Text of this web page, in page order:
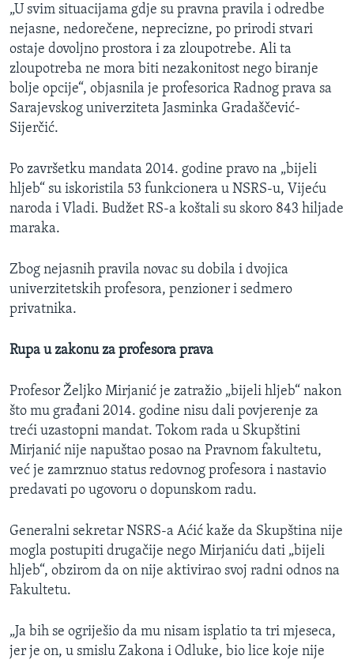
„U svim situacijama gdje su pravna pravila i odredbe
nejasne, nedorečene, neprecizne, po prirodi stvari
ostaje dovoljno prostora i za zloupotrebe. Ali ta
zloupotreba ne mora biti nezakonitost nego biranje
bolje opcije“, objasnila je profesorica Radnog prava sa
Sarajevskog univerziteta Jasminka Gradaščević-
Sijerčić.
Po završetku mandata 2014. godine pravo na „bijeli
hljeb“ su iskoristila 53 funkcionera u NSRS-u, Vijeću
naroda i Vladi. Budžet RS-a koštali su skoro 843 hiljade
maraka.
Zbog nejasnih pravila novac su dobila i dvojica
univerzitetskih profesora, penzioner i sedmero
privatnika.
Rupa u zakonu za profesora prava
Profesor Željko Mirjanić je zatražio „bijeli hljeb“ nakon
što mu građani 2014. godine nisu dali povjerenje za
treći uzastopni mandat. Tokom rada u Skupštini
Mirjanić nije napuštao posao na Pravnom fakultetu,
već je zamrznuo status redovnog profesora i nastavio
predavati po ugovoru o dopunskom radu.
Generalni sekretar NSRS-a Aćić kaže da Skupština nije
mogla postupiti drugačije nego Mirjaniću dati „bijeli
hljeb“, obzirom da on nije aktivirao svoj radni odnos na
Fakultetu.
„Ja bih se ogriješio da mu nisam isplatio ta tri mjeseca,
jer je on, u smislu Zakona i Odluke, bio lice koje nije